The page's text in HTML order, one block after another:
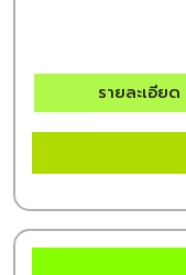
รายละเอียด